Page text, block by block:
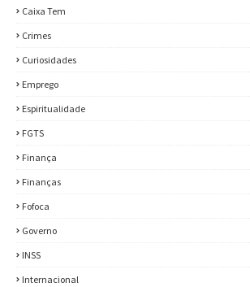
Caixa Tem
Crimes
Curiosidades
Emprego
Espiritualidade
FGTS
Finança
Finanças
Fofoca
Governo
INSS
Internacional